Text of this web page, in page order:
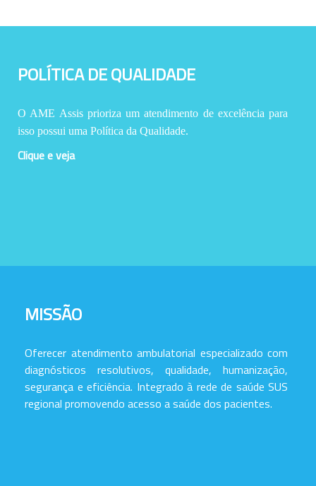
POLÍTICA DE QUALIDADE
O AME Assis prioriza um atendimento de excelência para
isso possui uma Política da Qualidade.
Clique e veja
MISSÃO
Oferecer atendimento ambulatorial especializado com
diagnósticos resolutivos, qualidade, humanização,
segurança e eficiência. Integrado à rede de saúde SUS
regional promovendo acesso a saúde dos pacientes.